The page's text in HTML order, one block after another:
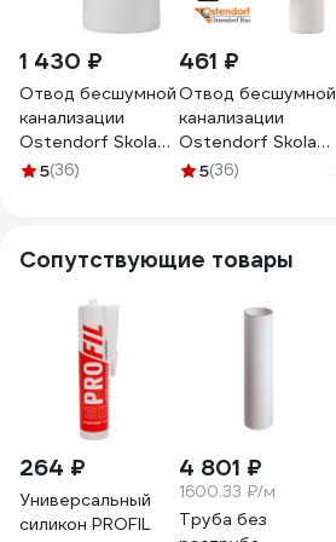
1 430 ₽
Отвод бесшумной
канализации
Ostendorf Skolan
Safe 110 мм. 67
5(36)
461 ₽
Отвод бесшумной
канализации
Ostendorf Skolan
Safe 58 мм. 67
5(36)
Сопутствующие товары
264 ₽
Универсальный
силикон PROFIL
4 801 ₽
1600.33 ₽/м
Труба без